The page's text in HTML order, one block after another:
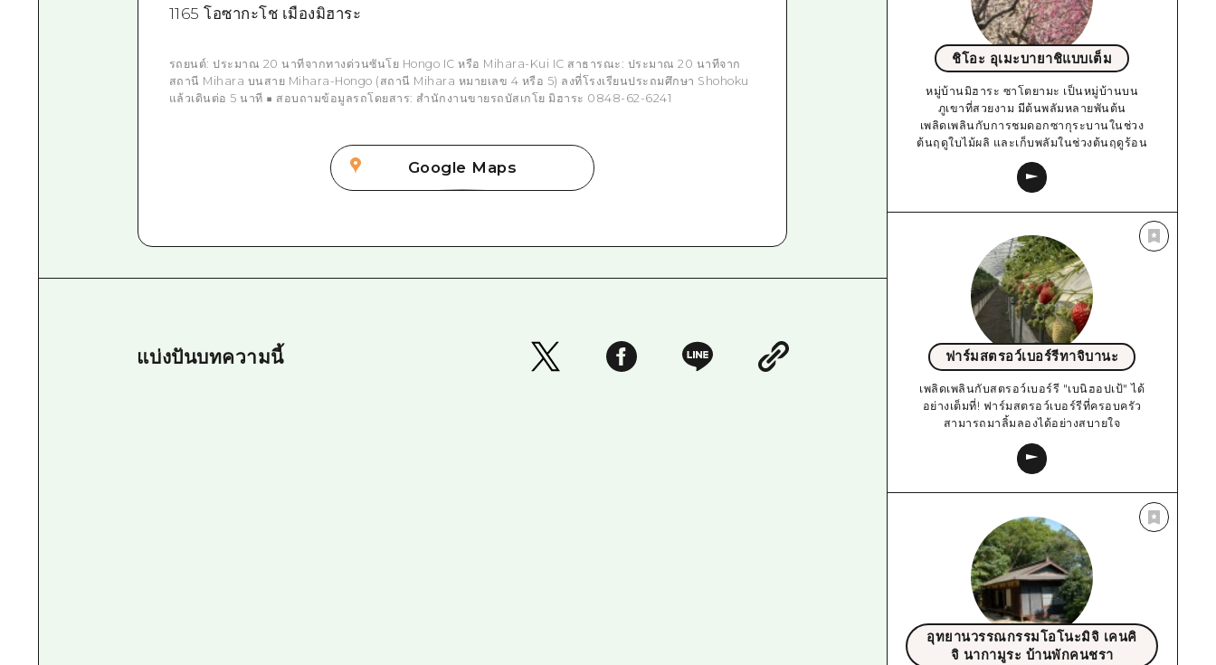
1165 โอซากะโช เมืองมิฮาระ
รถยนต์: ประมาณ 20 นาทีจากทางด่วนซันโย Hongo IC หรือ Mihara-Kui IC สาธารณะ: ประมาณ 20 นาทีจาก
สถานี Mihara บนสาย Mihara-Hongo (สถานี Mihara หมายเลข 4 หรือ 5) ลงที่โรงเรียนประถมศึกษา Shohoku
แล้วเดินต่อ 5 นาที ■ สอบถามข้อมูลรถโดยสาร: สำนักงานขายรถบัสเกโย มิฮาระ 0848-62-6241
Google Maps
แบ่งปันบทความนี้
ชิโอะ อุเมะบายาชิแบบเต็ม
หมู่บ้านมิฮาระ ซาโตยามะ เป็นหมู่บ้านบน
ภูเขาที่สวยงาม มีต้นพลัมหลายพันต้น
เพลิดเพลินกับการชมดอกซากุระบานในช่วง
ต้นฤดูใบไม้ผลิ และเก็บพลัมในช่วงต้นฤดูร้อน
ฟาร์มสตรอว์เบอร์รีทาจิบานะ
เพลิดเพลินกับสตรอว์เบอร์รี "เบนิฮอปเป้" ได้
อย่างเต็มที่! ฟาร์มสตรอว์เบอร์รีที่ครอบครัว
สามารถมาลิ้มลองได้อย่างสบายใจ
อุทยานวรรณกรรมโอโนะมิจิ เคนคิ
จิ นากามูระ บ้านพักคนชรา